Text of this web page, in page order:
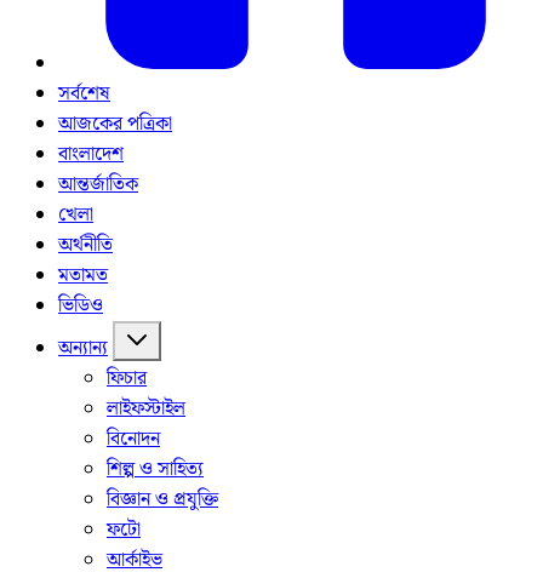
সর্বশেষ
আজকের পত্রিকা
বাংলাদেশ
আন্তর্জাতিক
খেলা
অর্থনীতি
মতামত
ভিডিও
অন্যান্য
ফিচার
লাইফস্টাইল
বিনোদন
শিল্প ও সাহিত্য
বিজ্ঞান ও প্রযুক্তি
ফটো
আর্কাইভ